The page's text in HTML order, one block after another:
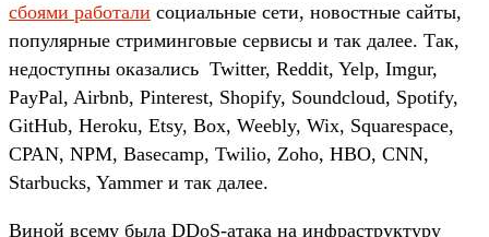
сбоями работали социальные сети, новостные сайты,
популярные стриминговые сервисы и так далее. Так,
недоступны оказались Twitter, Reddit, Yelp, Imgur,
PayPal, Airbnb, Pinterest, Shopify, Soundcloud, Spotify,
GitHub, Heroku, Etsy, Box, Weebly, Wix, Squarespace,
CPAN, NPM, Basecamp, Twilio, Zoho, HBO, CNN,
Starbucks, Yammer и так далее.
Виной всему была DDoS-атака на инфраструктуру